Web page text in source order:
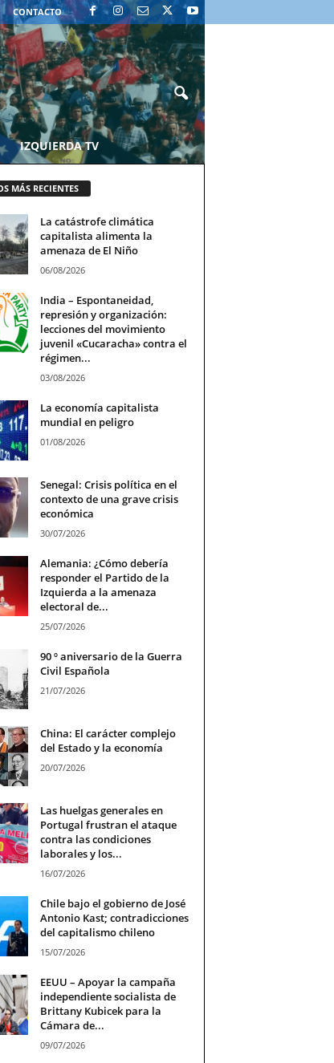
CONTACTO
IZQUIERDA TV
MÁS RECIENTES
La catástrofe climática
capitalista alimenta la
amenaza de El Niño
06/08/2026
India – Espontaneidad,
represión y organización:
lecciones del movimiento
juvenil «Cucaracha» contra el
régimen...
03/08/2026
La economía capitalista
mundial en peligro
01/08/2026
Senegal: Crisis política en el
contexto de una grave crisis
económica
30/07/2026
Alemania: ¿Cómo debería
responder el Partido de la
Izquierda a la amenaza
electoral de...
25/07/2026
90 º aniversario de la Guerra
Civil Española
21/07/2026
China: El carácter complejo
del Estado y la economía
20/07/2026
Las huelgas generales en
Portugal frustran el ataque
contra las condiciones
laborales y los...
16/07/2026
Chile bajo el gobierno de José
Antonio Kast; contradicciones
del capitalismo chileno
15/07/2026
EEUU – Apoyar la campaña
independiente socialista de
Brittany Kubicek para la
Cámara de...
09/07/2026